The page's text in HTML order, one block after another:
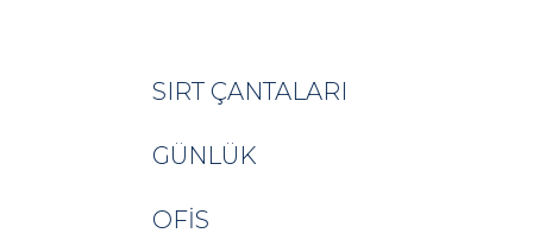
SIRT ÇANTALARI
GÜNLÜK
OFIS